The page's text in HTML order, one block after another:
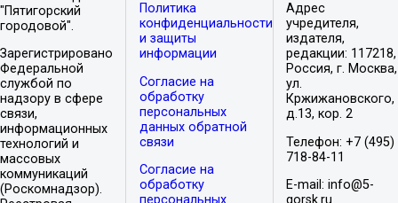
"Пятигорский
городовой".
Зарегистрировано
Федеральной
службой по
надзору в сфере
связи,
информационных
технологий и
массовых
коммуникаций
(Роскомнадзор).
Политика
конфиденциальности
и защиты
информации
Согласие на
обработку
персональных
данных обратной
связи
Согласие на
обработку
персональных
Адрес
учредителя,
издателя,
редакции: 117218,
Россия, г. Москва,
ул.
Кржижановского,
д.13, кор. 2
Телефон: +7 (495)
718-84-11
E-mail: info@5-
gorsk.ru